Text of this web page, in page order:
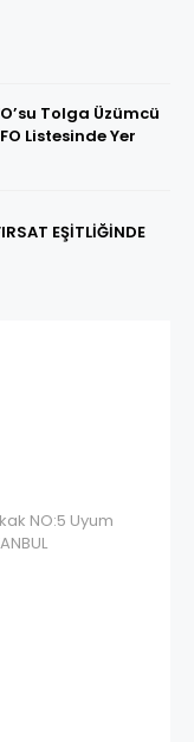
Tolga Üzümcü
Listesinde Yer
EŞİTLİĞİNDE
NO:5 Uyum